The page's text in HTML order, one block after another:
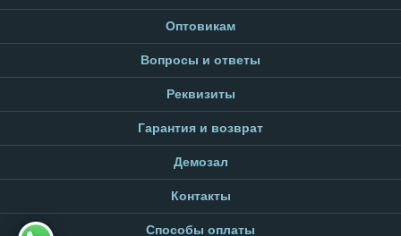
Оптовикам
Вопросы и ответы
Реквизиты
Гарантия и возврат
Демозал
Контакты
Способы оплаты